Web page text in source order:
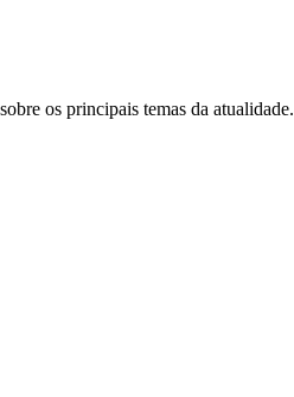
os principais temas da atualidade.